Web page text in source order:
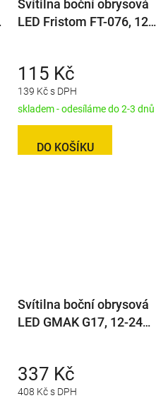
Svítilna boční obrysová
LED Fristom FT-076, 12-
139 Kč s DPH
115 Kč
skladem - odesíláme do 2-3 dnů
DO KOŠÍKU
Svítilna boční obrysová
LED GMAK G17, 12-24V,
408 Kč s DPH
337 Kč